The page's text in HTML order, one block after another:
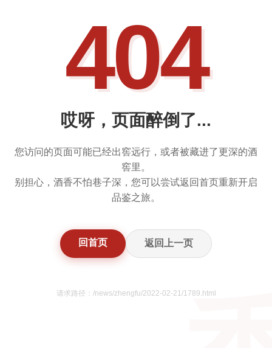
404
哎呀，页面醉倒了...
您访问的页面可能已经出窖远行，或者被藏进了更深的酒
窖里。
别担心，酒香不怕巷子深，您可以尝试返回首页重新开启
品鉴之旅。
回首页 返回上一页
请求路径：/news/zhengfu/2022-02-21/1789.html